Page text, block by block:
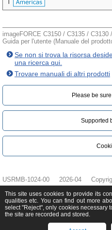
imageFORCE C3150 / C3135 / C3130
Guida per l'utente (Manuale del
Se non si trova la risorsa
una ricerca qui.
Trovare manuali di altri prodotti
Please be
Supported
USRMB-1024-00 2026-04
This site uses cookies to provide its
qualities etc. You can find out more
select "Reject", only cookies necessary
the site are recorded and stored.